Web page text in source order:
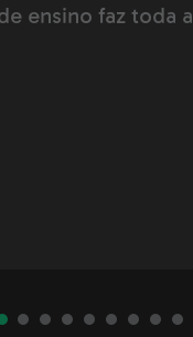
ensino faz toda a